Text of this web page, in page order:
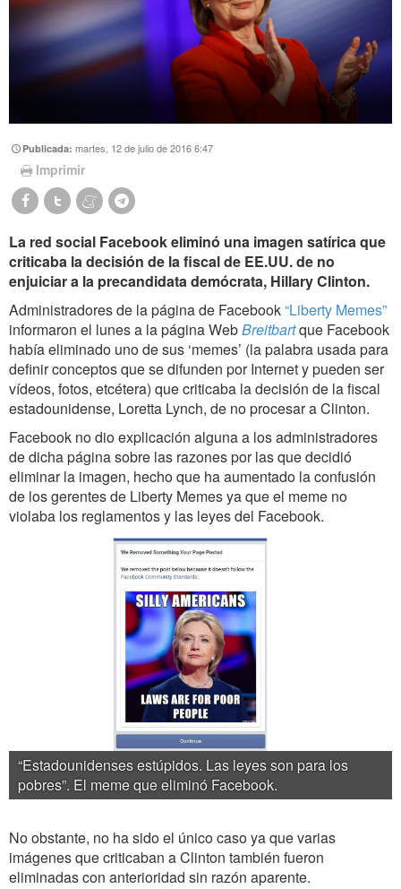
Publicada:martes, 12 de julio de 2016 6:47
Imprimir
La red social Facebook eliminó una imagen satírica que
criticaba la decisión de la fiscal de EE.UU. de no
enjuiciar a la precandidata demócrata, Hillary Clinton.
Administradores de la página de Facebook“Liberty Memes”
informaron el lunes a la página WebBreitbartque Facebook
había eliminado uno de sus ‘memes’ (la palabra usada para
definir conceptos que se difunden por Internet y pueden ser
vídeos, fotos, etcétera) que criticaba la decisión de la fiscal
estadounidense, Loretta Lynch, de no procesar a Clinton.
Facebook no dio explicación alguna a los administradores
de dicha página sobre las razones por las que decidió
eliminar la imagen, hecho que ha aumentado la confusión
de los gerentes de Liberty Memes ya que el meme no
violaba los reglamentos y las leyes del Facebook.
“Estadounidenses estúpidos. Las leyes son para los
pobres”. El meme que eliminó Facebook.
No obstante, no ha sido el único caso ya que varias
imágenes que criticaban a Clinton también fueron
eliminadas con anterioridad sin razón aparente.